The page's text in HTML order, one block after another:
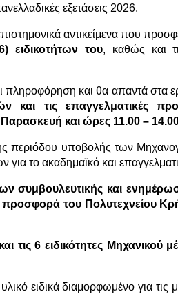
εξετάσεις 2026.
αντικείμενα που
ειδικοτήτων του, καθώς και
πληροφόρηση και θα απαντά στα
και τις επαγγελματικές
και ώρες 11.00 –
περιόδου υποβολής των
το ακαδημαϊκό και
συμβουλευτικής και
του Πολυτεχνείου
τις 6 ειδικότητες Μηχανικού
ειδικά διαμορφωμένο για τις